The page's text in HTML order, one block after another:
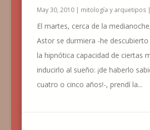
May 30, 2010| mitología y arquetipos|
El martes, cerca de la
Astor se durmiera -he
la hipnótica capacidad de ciertas
inducirlo al sueño: ¡de haberlo
cuatro o cinco años!-, prendí la...